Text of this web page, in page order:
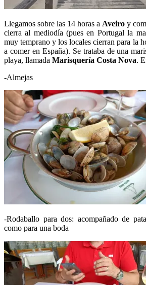
Llegamos sobre las 14 horas a Aveiro y
cierra al mediodía (pues en Portugal la
muy temprano y los locales cierran para la
a comer en España). Se trataba de una
playa, llamada Marisquería Costa Nova.
-Almejas
-Rodaballo para dos: acompañado de
como para una boda